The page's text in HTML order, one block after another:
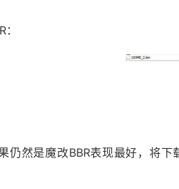
仍然是魔改BBR表现最好，将